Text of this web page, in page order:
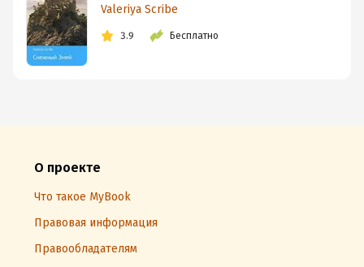
Valeriya Scribe
3.9 Бесплатно
О проекте
Что такое MyBook
Правовая информация
Правообладателям